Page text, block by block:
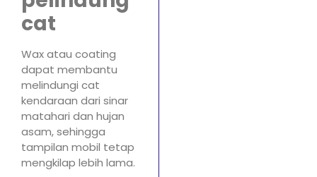
cat
Wax atau coating
dapat membantu
melindungi cat
kendaraan dari sinar
matahari dan hujan
asam, sehingga
tampilan mobil tetap
mengkilap lebih lama.